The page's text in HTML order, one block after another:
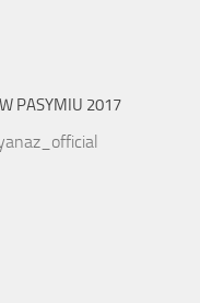
PASYMIU 2017